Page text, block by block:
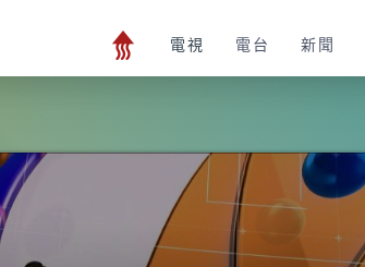
電視 電台 新聞